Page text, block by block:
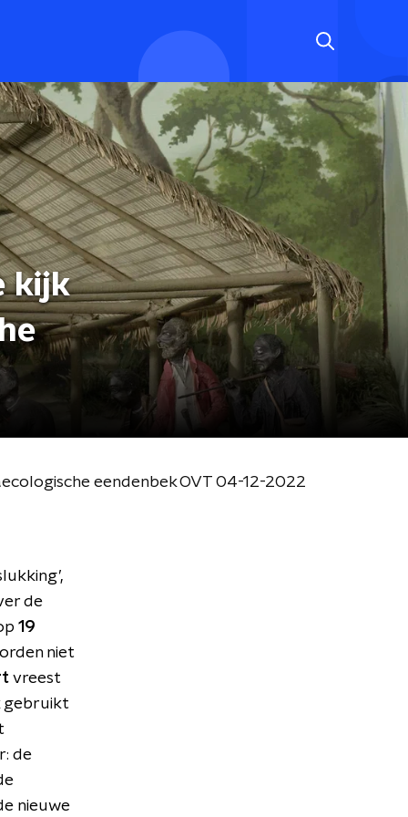
kijk
eendenbek OVT 04-12-2022
de
19
niet
vreest
gebruikt
de
nieuwe